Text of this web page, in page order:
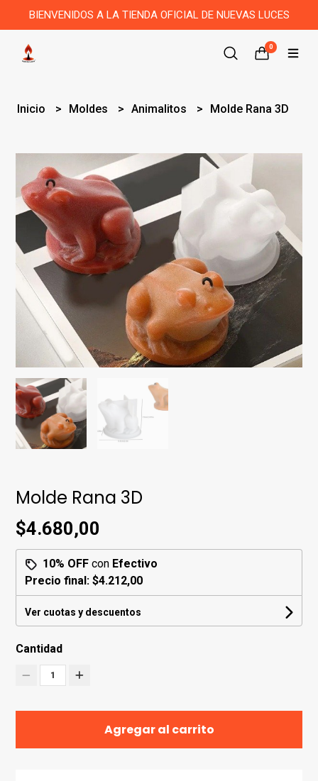
BIENVENIDOS A LA TIENDA OFICIAL DE NUEVAS LUCES
0
Inicio Moldes Animalitos Molde Rana 3D
Molde Rana 3D
$4.680,00
10% OFF con Efectivo
Precio final:$4.212,00
Ver cuotas y descuentos
Cantidad
1
Agregar al carrito